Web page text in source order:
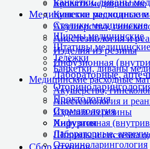
Медицинские расходные
Акушерство,
Анестезиология и
Изделия из резины
Инфузионная
Лабораторные,
Проктология
Стоматология
Хирургия
Шприцы и системы
Кровати медицинские
Кушетки медицинские
Столики медицинские
Ширмы медицинские
Штативы
Тележки
Банкетки, диваны
Медицинские расходные
Акушерство,
Анестезиология и
Изделия из резины
Инфузионная
Лабораторные,
Оториноларингология